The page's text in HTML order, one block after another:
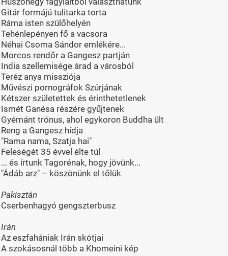
Gitár formájú tulitarka torta
Ráma isten szülőhelyén
Tehénlepényen fő a vacsora
Néhai Csoma Sándor emlékére...
Morcos rendőr a Gangesz partján
India szellemisége árad a városból
Teréz anya missziója
Művészi pornográfok Szúrjának
Kétszer születettek és érinthetetlenek
Ismét Ganésa részére gyűjtenek
Gyémánt trónus, ahol egykoron Buddha ült
Reng a Gangesz hídja
"Rama nama, Szatja hai"
Feleségét 35 évvel élte túl
... és írtunk Tagorénak, hogy jövünk...
"Ádáb arz" – köszönünk el tőlük
Pakisztán
Cserbenhagyó gengszterbusz
Irán
Az eszfahániak Irán skótjai
A szokásosnál több a Khomeini kép